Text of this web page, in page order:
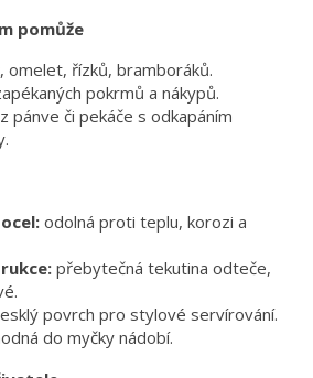
pomůže
omelet, řízků, bramboráků.
pokrmů a nákypů.
pánve či pekáče s odkapáním
odolná proti teplu, korozi a
přebytečná tekutina odteče,
povrch pro stylové servírování.
do myčky nádobí.